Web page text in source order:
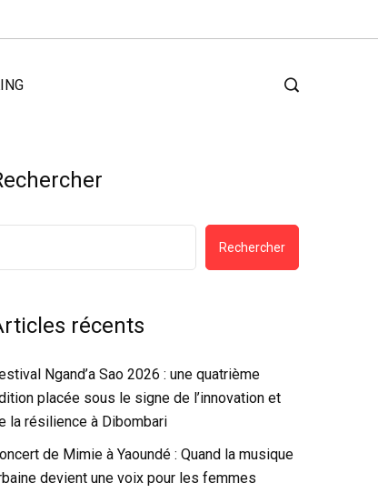
Rechercher
récents
Ngand’a Sao 2026 : une quatrième
placée sous le signe de l’innovation et
la résilience à Dibombari
de Mimie à Yaoundé : Quand la musique
devient une voix pour les femmes